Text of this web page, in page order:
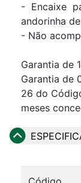
- Encaixe
andorinha
- Não
Garantia de
Garantia de
26 do
meses